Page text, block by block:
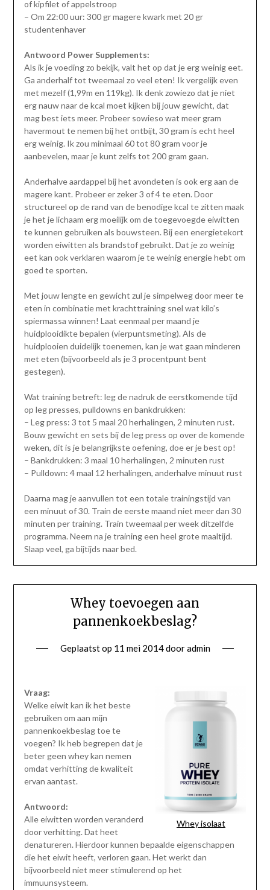
of kipfilet of appelstroop
– Om 22:00 uur: 300 gr magere kwark met 20 gr
studentenhaver
Antwoord Power Supplements:
Als ik je voeding zo bekijk, valt het op dat je erg weinig eet.
Ga anderhalf tot tweemaal zo veel eten! Ik vergelijk even
met mezelf (1,99m en 119kg). Ik denk zowiezo dat je niet
erg nauw naar de kcal moet kijken bij jouw gewicht, dat
mag best iets meer. Probeer sowieso wat meer gram
havermout te nemen bij het ontbijt, 30 gram is echt heel
erg weinig. Ik zou minimaal 60 tot 80 gram voor je
aanbevelen, maar je kunt zelfs tot 200 gram gaan.
Anderhalve aardappel bij het avondeten is ook erg aan de
magere kant. Probeer er zeker 3 of 4 te eten. Door
structureel op de rand van de benodige kcal te zitten maak
je het je lichaam erg moeilijk om de toegevoegde eiwitten
te kunnen gebruiken als bouwsteen. Bij een energietekort
worden eiwitten als brandstof gebruikt. Dat je zo weinig
eet kan ook verklaren waarom je te weinig energie hebt om
goed te sporten.
Met jouw lengte en gewicht zul je simpelweg door meer te
eten in combinatie met krachttraining snel wat kilo’s
spiermassa winnen! Laat eenmaal per maand je
huidplooidikte bepalen (vierpuntsmeting). Als de
huidplooien duidelijk toenemen, kan je wat gaan minderen
met eten (bijvoorbeeld als je 3 procentpunt bent
gestegen).
Wat training betreft: leg de nadruk de eerstkomende tijd
op leg presses, pulldowns en bankdrukken:
– Leg press: 3 tot 5 maal 20 herhalingen, 2 minuten rust.
Bouw gewicht en sets bij de leg press op over de komende
weken, dit is je belangrijkste oefening, doe er je best op!
– Bankdrukken: 3 maal 10 herhalingen, 2 minuten rust
– Pulldown: 4 maal 12 herhalingen, anderhalve minuut rust
Daarna mag je aanvullen tot een totale trainingstijd van
een minuut of 30. Train de eerste maand niet meer dan 30
minuten per training. Train tweemaal per week ditzelfde
programma. Neem na je training een heel grote maaltijd.
Slaap veel, ga bijtijds naar bed.
Whey toevoegen aan
pannenkoekbeslag?
Geplaatst op 11 mei 2014dooradmin
Whey isolaat
Vraag:
Welke eiwit kan ik het beste
gebruiken om aan mijn
pannenkoekbeslag toe te
voegen? Ik heb begrepen dat je
beter geen whey kan nemen
omdat verhitting de kwaliteit
ervan aantast.
Antwoord:
Alle eiwitten worden veranderd
door verhitting. Dat heet
denatureren. Hierdoor kunnen bepaalde eigenschappen
die het eiwit heeft, verloren gaan. Het werkt dan
bijvoorbeeld niet meer stimulerend op het
immuunsysteem.